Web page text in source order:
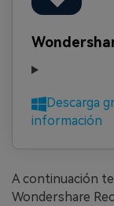
Descarga
información
A continuación
Wondershare